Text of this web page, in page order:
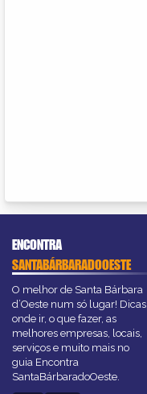
ENCONTRA
SANTABÁRBARADOOESTE
O melhor de Santa Bárbara
d’Oeste num só lugar! Dicas,
onde ir, o que fazer, as
melhores empresas, locais,
serviços e muito mais no
guia Encontra
SantaBárbaradoOeste.